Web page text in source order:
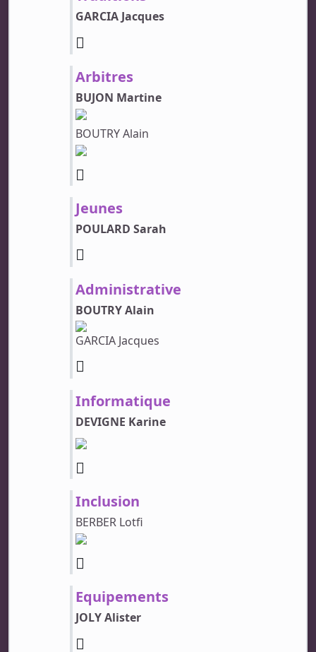
GARCIA Jacques
Arbitres
BUJON Martine
BOUTRY Alain
Jeunes
POULARD Sarah
Administrative
BOUTRY Alain
GARCIA Jacques
Informatique
DEVIGNE Karine
Inclusion
BERBER Lotfi
Equipements
JOLY Alister